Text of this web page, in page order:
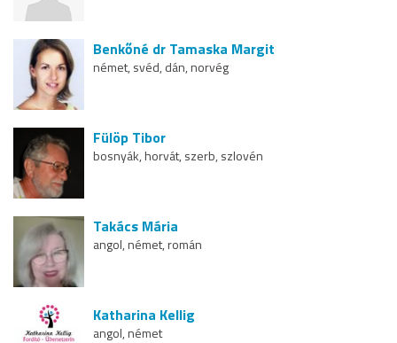
Benkőné dr Tamaska Margit
német, svéd, dán, norvég
Fülöp Tibor
bosnyák, horvát, szerb, szlovén
Takács Mária
angol, német, román
Katharina Kellig
angol, német